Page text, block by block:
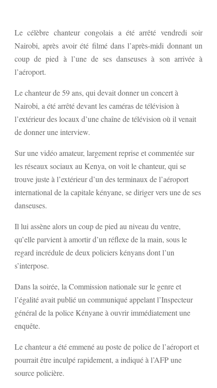
Le célèbre chanteur congolais a été arrêté vendredi soir
Nairobi, après avoir été filmé dans l’après-midi donnant un
coup de pied à l’une de ses danseuses à son arrivée à
l’aéroport.
Le chanteur de 59 ans, qui devait donner un concert à
Nairobi, a été arrêté devant les caméras de télévision à
l’extérieur des locaux d’une chaîne de télévision où il venait
de donner une interview.
Sur une vidéo amateur, largement reprise et commentée sur
les réseaux sociaux au Kenya, on voit le chanteur, qui se
trouve juste à l’extérieur d’un des terminaux de l’aéroport
international de la capitale kényane, se diriger vers une de ses
danseuses.
Il lui assène alors un coup de pied au niveau du ventre,
qu’elle parvient à amortir d’un réflexe de la main, sous le
regard incrédule de deux policiers kényans dont l’un
s’interpose.
Dans la soirée, la Commission nationale sur le genre et
l’égalité avait publié un communiqué appelant l’Inspecteur
général de la police Kényane à ouvrir immédiatement une
enquête.
Le chanteur a été emmené au poste de police de l’aéroport et
pourrait être inculpé rapidement, a indiqué à l’AFP une
source policière.